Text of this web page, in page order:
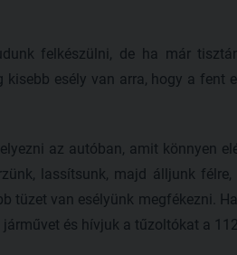
felkészülni, de ha már
kisebb esély van arra, hogy a fent
az autóban, amit könnyen
lassítsunk, majd álljunk
tüzet van esélyünk megfékezni.
és hívjuk a tűzoltókat a